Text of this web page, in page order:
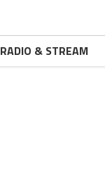
RADIO & STREAM